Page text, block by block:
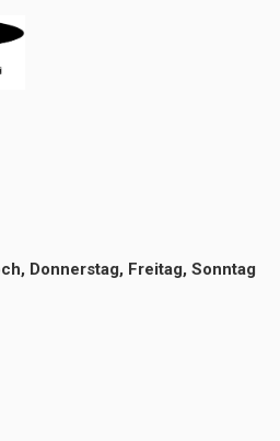
Donnerstag, Freitag, Sonntag